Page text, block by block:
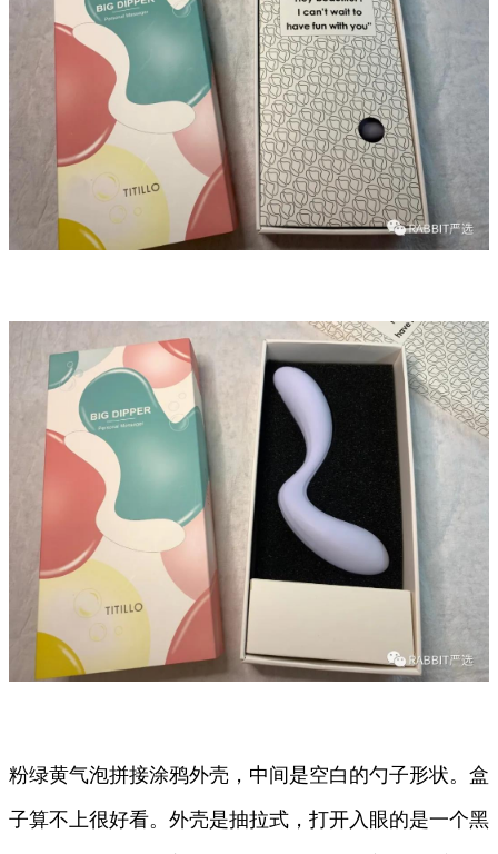
粉绿黄气泡拼接涂鸦外壳，中间是空白的勺子形状。盒
子算不上很好看。外壳是抽拉式，打开入眼的是一个黑